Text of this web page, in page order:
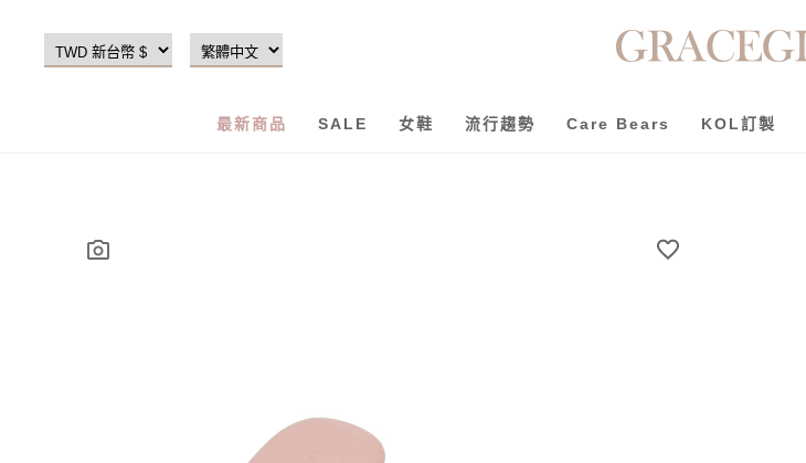
最新商品 SALE 女鞋 流行趨勢 Care Bears KOL訂製